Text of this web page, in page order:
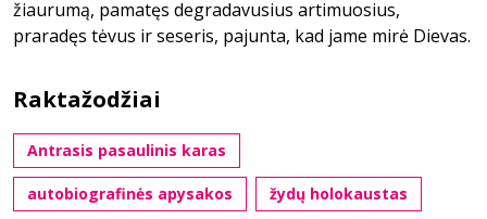
žiaurumą, pamatęs degradavusius artimuosius,
praradęs tėvus ir seseris, pajunta, kad jame mirė Dievas.
Raktažodžiai
Antrasis pasaulinis karas
autobiografinės apysakos žydų holokaustas